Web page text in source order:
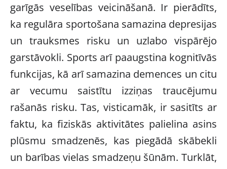
garīgās veselības veicināšanā. Ir pierādīts,
ka regulāra sportošana samazina depresijas
un trauksmes risku un uzlabo vispārējo
garstāvokli. Sports arī paaugstina kognitīvās
funkcijas, kā arī samazina demences un citu
ar vecumu saistītu izziņas traucējumu
rašanās risku. Tas, visticamāk, ir sasitīts ar
faktu, ka fiziskās aktivitātes palielina asins
plūsmu smadzenēs, kas piegādā skābekli
un barības vielas smadzeņu šūnām. Turklāt,